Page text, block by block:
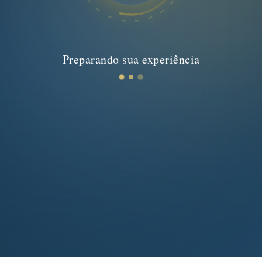
Preparando sua experiência